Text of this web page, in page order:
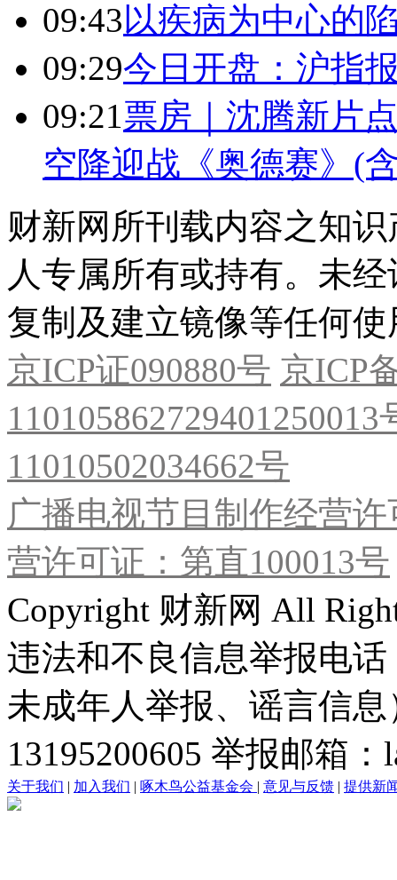
09:43以疾病为中心的
09:29今日开盘：沪指
09:21票房｜沈腾新片
空降迎战《奥德赛》(
财新网所刊载内容之知
人专属所有或持有。未
复制及建立镜像等任何使
京ICP证090880号 京ICP
11010502034662号
广播电视节目制作经营
营许可证：第直100013号
Copyright 财新网 All
违法和不良信息举报电
未成年人举报、谣言信
13195200605 举报邮箱
关于我们 | 加入我们 | 啄木鸟公益基金会 | 意见与反馈 | 提供新